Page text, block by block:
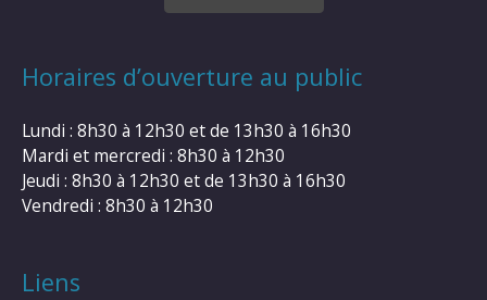
Horaires d’ouverture au public
Lundi : 8h30 à 12h30 et de 13h30 à 16h30
Mardi et mercredi : 8h30 à 12h30
Jeudi : 8h30 à 12h30 et de 13h30 à 16h30
Vendredi : 8h30 à 12h30
Liens